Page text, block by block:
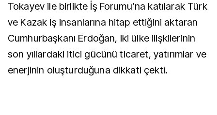
Tokayev ile birlikte İş Forumu’na katılarak Türk
ve Kazak iş insanlarına hitap ettiğini aktaran
Cumhurbaşkanı Erdoğan, iki ülke ilişkilerinin
son yıllardaki itici gücünü ticaret, yatırımlar ve
enerjinin oluşturduğuna dikkati çekti.